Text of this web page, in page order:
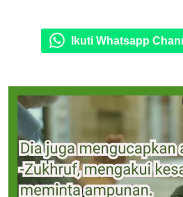
Ikuti Whatsapp